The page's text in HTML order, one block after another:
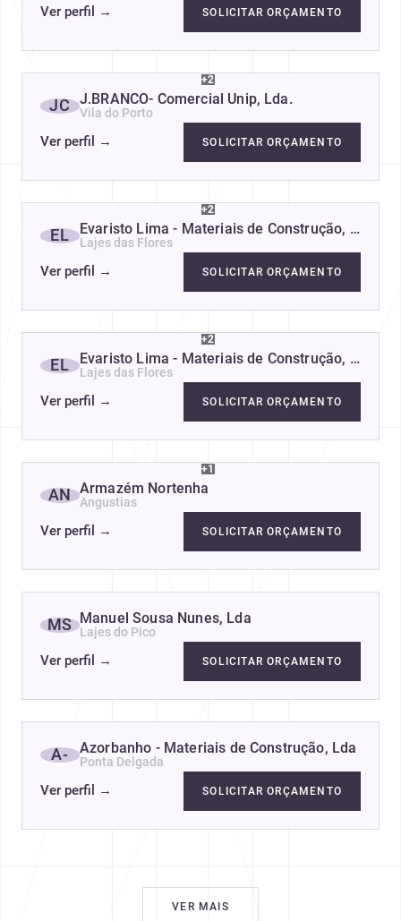
Ver perfil → SOLICITAR ORÇAMENTO
+2
JC J.BRANCO- Comercial Unip, Lda.
Vila do Porto
Ver perfil → SOLICITAR ORÇAMENTO
+2
EL Evaristo Lima - Materiais de Construção, Lda
Lajes das Flores
Ver perfil → SOLICITAR ORÇAMENTO
+2
EL Evaristo Lima - Materiais de Construção, Lda
Lajes das Flores
Ver perfil → SOLICITAR ORÇAMENTO
+1
AN Armazém Nortenha
Angustias
Ver perfil → SOLICITAR ORÇAMENTO
MS Manuel Sousa Nunes, Lda
Lajes do Pico
Ver perfil → SOLICITAR ORÇAMENTO
A- Azorbanho - Materiais de Construção, Lda
Ponta Delgada
Ver perfil → SOLICITAR ORÇAMENTO
VER MAIS